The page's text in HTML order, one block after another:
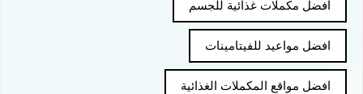
افضل مكملات غذائية للجسم
افضل مواعيد للفيتامينات
افضل مواقع المكملات الغذائية